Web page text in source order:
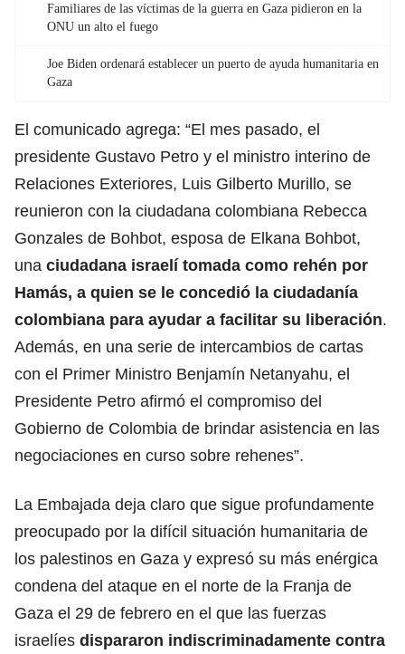
Familiares de las víctimas de la guerra en Gaza pidieron en la
ONU un alto el fuego
Joe Biden ordenará establecer un puerto de ayuda humanitaria en
Gaza
El comunicado agrega: “El mes pasado, el
presidente Gustavo Petro y el ministro interino de
Relaciones Exteriores, Luis Gilberto Murillo, se
reunieron con la ciudadana colombiana Rebecca
Gonzales de Bohbot, esposa de Elkana Bohbot,
una ciudadana israelí tomada como rehén por
Hamás, a quien se le concedió la ciudadanía
colombiana para ayudar a facilitar su liberación.
Además, en una serie de intercambios de cartas
con el Primer Ministro Benjamín Netanyahu, el
Presidente Petro afirmó el compromiso del
Gobierno de Colombia de brindar asistencia en las
negociaciones en curso sobre rehenes”.
La Embajada deja claro que sigue profundamente
preocupado por la difícil situación humanitaria de
los palestinos en Gaza y expresó su más enérgica
condena del ataque en el norte de la Franja de
Gaza el 29 de febrero en el que las fuerzas
israelíes dispararon indiscriminadamente contra